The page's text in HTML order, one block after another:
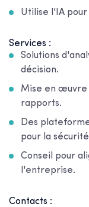
Utilise l'IA
Services :
Solutions
décision.
Mise en œuvre
rapports.
Des
pour la
Conseil pour
l'entreprise.
Contacts :